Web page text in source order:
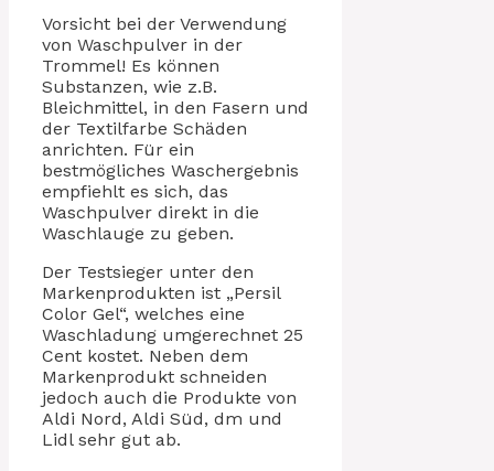
Vorsicht bei der Verwendung
von Waschpulver in der
Trommel! Es können
Substanzen, wie z.B.
Bleichmittel, in den Fasern und
der Textilfarbe Schäden
anrichten. Für ein
bestmögliches Waschergebnis
empfiehlt es sich, das
Waschpulver direkt in die
Waschlauge zu geben.
Der Testsieger unter den
Markenprodukten ist „Persil
Color Gel“, welches eine
Waschladung umgerechnet 25
Cent kostet. Neben dem
Markenprodukt schneiden
jedoch auch die Produkte von
Aldi Nord, Aldi Süd, dm und
Lidl sehr gut ab.